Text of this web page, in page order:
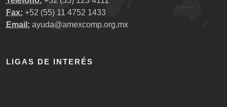
Fax: +52 (55) 11 4752 1433
Email: ayuda@amexcomp.org.mx
LIGAS DE INTERÉS